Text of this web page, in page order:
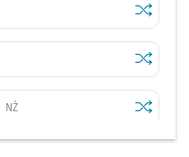
Sprawdź
Sprawdź
Księże
NŻPrzystanek na życzenie Sprawdź